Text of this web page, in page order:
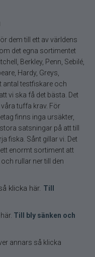
dem till ett av världens
det egna sortimentet
Berkley, Penn, Sebilé,
Hardy, Greys,
antal testfiskare och
vi ska få det bästa. Det
tuffa krav. För
finns inga ursäkter,
satsningar på att till
fiska. Sånt gillar vi. Det
enormt sortiment att
rullar ner till den
klicka här. Till
Till bly sänken och
annars så klicka